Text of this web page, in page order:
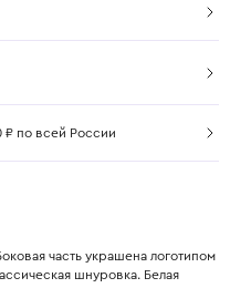
₽ по всей России
часть украшена логотипом
шнуровка. Белая